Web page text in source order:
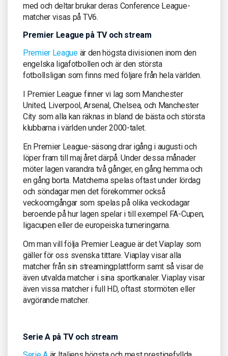
med och deltar brukar deras Conference League-
matcher visas på TV6.
Premier League på TV och stream
Premier Leagueär den högsta divisionen inom den
engelska ligafotbollen och är den största
fotbollsligan som finns med följare från hela världen.
I Premier League finner vi lag som Manchester
United, Liverpool, Arsenal, Chelsea, och Manchester
City som alla kan räknas in bland de bästa och största
klubbarna i världen under 2000-talet.
En Premier League-säsong drar igång i augusti och
löper fram till maj året därpå. Under dessa månader
möter lagen varandra två gånger, en gång hemma och
en gång borta. Matcherna spelas oftast under lördag
och söndagar men det förekommer också
veckoomgångar som spelas på olika veckodagar
beroende på hur lagen spelar i till exempel FA-Cupen,
ligacupen eller de europeiska turneringarna.
Om man vill följa Premier League är det Viaplay som
gäller för oss svenska tittare. Viaplay visar alla
matcher från sin streamingplattform samt så visar de
även utvalda matcher i sina sportkanaler. Viaplay visar
även vissa matcher i full HD, oftast stormöten eller
avgörande matcher.
Serie A på TV och stream